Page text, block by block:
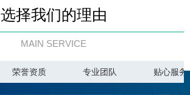
选择我们的理由
MAIN SERVICE
荣誉资质 专业团队 贴心服务